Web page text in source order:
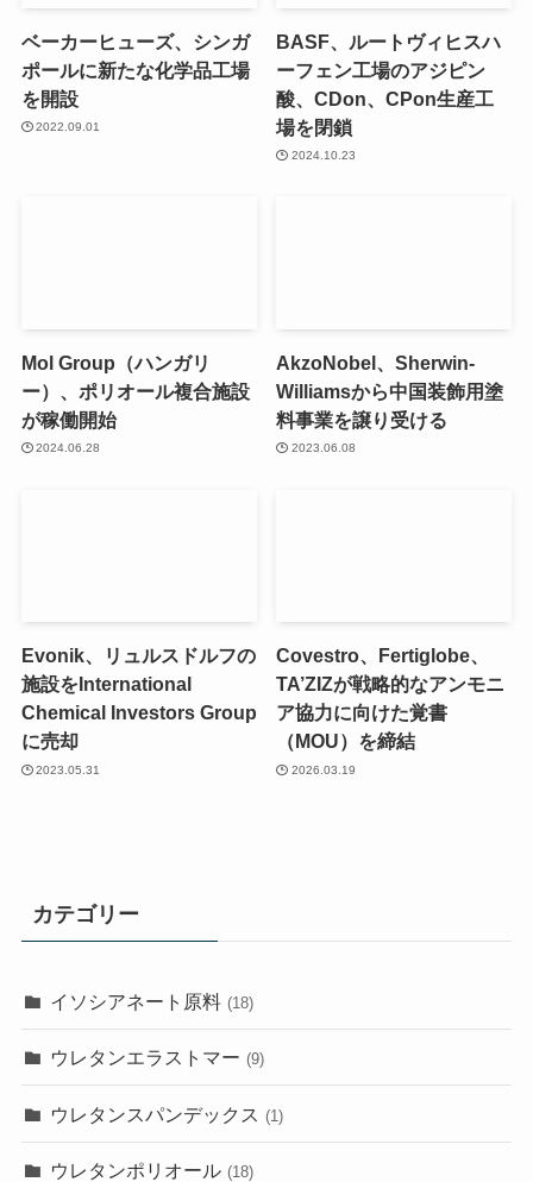
ベーカーヒューズ、シンガ
ポールに新たな化学品工場
を開設
2022.09.01
BASF、ルートヴィヒスハ
ーフェン工場のアジピン
酸、CDon、CPon生産工
場を閉鎖
2024.10.23
Mol Group（ハンガリ
ー）、ポリオール複合施設
が稼働開始
2024.06.28
AkzoNobel、Sherwin-
Williamsから中国装飾用塗
料事業を譲り受ける
2023.06.08
Evonik、リュルスドルフの
施設をInternational
Chemical Investors Group
に売却
2023.05.31
Covestro、Fertiglobe、
TA’ZIZが戦略的なアンモニ
ア協力に向けた覚書
（MOU）を締結
2026.03.19
カテゴリー
イソシアネート原料 (18)
ウレタンエラストマー (9)
ウレタンスパンデックス (1)
ウレタンポリオール (18)